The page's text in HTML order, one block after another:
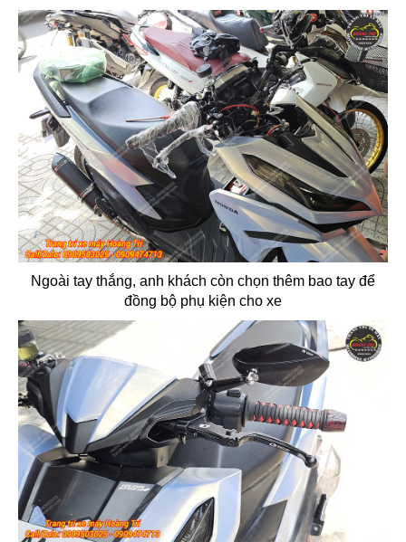
Ngoài tay thắng, anh khách còn chọn thêm bao tay để
đồng bộ phụ kiện cho xe